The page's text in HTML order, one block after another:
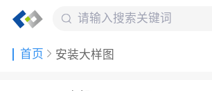
首页 安装大样图